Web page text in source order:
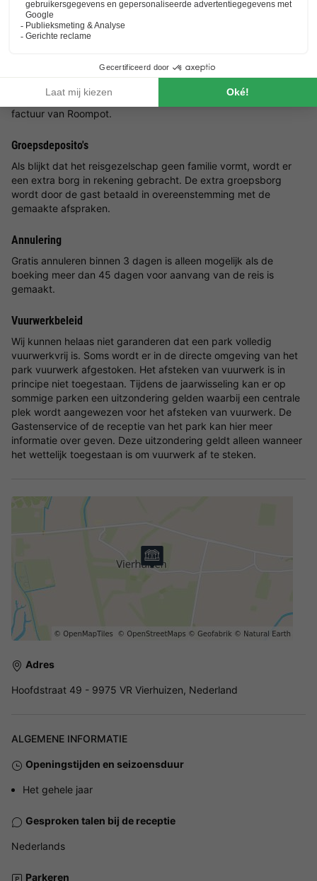
De 8-persoons Safaritent 6-8 bestaat uit 2 safaritenten waar je
met 8 personen kunt overnachten. De tenten liggen naast
elkaar.
Voor elke accommodatie wordt er een waarborgsom in
rekening gebracht. De waarborgsom kunt u vinden op de
factuur van Roompot.
Groepsdeposito's
Als blijkt dat het reisgezelschap geen familie vormt, wordt er
een extra borg in rekening gebracht. De extra groepsborg
wordt door de gast betaald in overeenstemming met de
gemaakte afspraken.
Annulering
Gratis annuleren binnen 3 dagen is alleen mogelijk als de
boeking meer dan 45 dagen voor aanvang van de reis is
gemaakt.
Vuurwerkbeleid
Wij kunnen helaas niet garanderen dat een park volledig
vuurwerkvrij is. Soms wordt er in de directe omgeving van het
park vuurwerk afgestoken. Het afsteken van vuurwerk is in
principe niet toegestaan. Tijdens de jaarwisseling kan er op
sommige parken een uitzondering gelden waarbij een centrale
plek wordt aangewezen voor het afsteken van vuurwerk. De
Gastenservice of de receptie van het park kan hier meer
informatie over geven. Deze uitzondering geldt alleen wanneer
het wettelijk toegestaan is om vuurwerk af te steken.
Adres
Hoofdstraat 49 - 9975 VR Vierhuizen, Nederland
ALGEMENE INFORMATIE
Openingstijden en seizoensduur
Het gehele jaar
Gesproken talen bij de receptie
Nederlands
Parkeren